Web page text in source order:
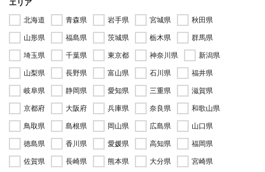
エリア
北海道 青森県 岩手県 宮城県
秋田県
山形県
福島県 茨城県 栃木県
群馬県
埼玉県
千葉県 東京都 神奈川県
新潟県
山梨県
長野県 富山県 石川県
福井県
岐阜県
静岡県 愛知県 三重県
滋賀県
京都府
大阪府 兵庫県 奈良県
和歌山県
鳥取県
島根県 岡山県 広島県
山口県
徳島県
香川県 愛媛県 高知県
福岡県
佐賀県
長崎県 熊本県 大分県
宮崎県